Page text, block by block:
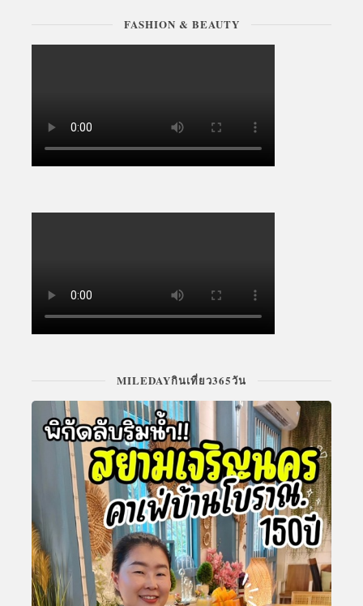
FASHION & BEAUTY
MILEDAYกินเที่ยว365วัน